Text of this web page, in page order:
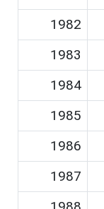
1982
1983
1984
1985
1986
1987